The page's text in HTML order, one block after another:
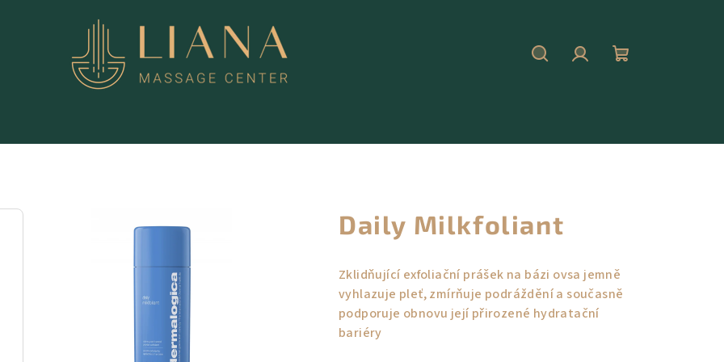
Daily Milkfoliant
Zklidňující exfoliační prášek na bázi ovsa jemně
vyhlazuje pleť, zmírňuje podráždění a současně
podporuje obnovu její přirozené hydratační
bariéry